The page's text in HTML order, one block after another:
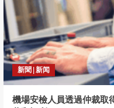
新聞 | 新闻
機場安檢人員透過仲裁取